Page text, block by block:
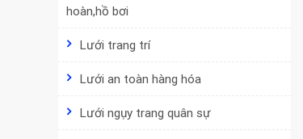
hoàn,hồ bơi
Lưới trang trí
Lưới an toàn hàng hóa
Lưới ngụy trang quân sự